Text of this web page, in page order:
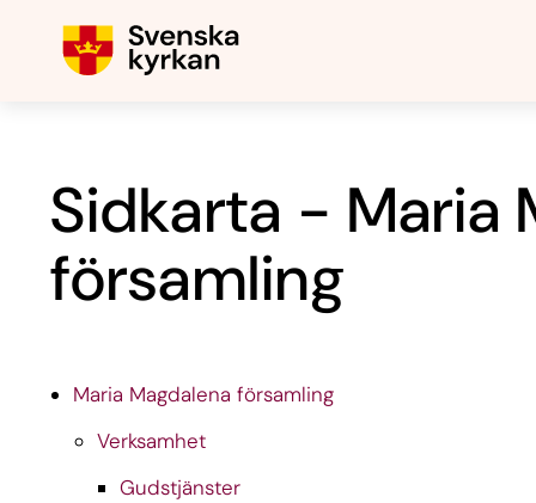
Sidkarta - Maria
församling
Maria Magdalena församling
Verksamhet
Gudstjänster